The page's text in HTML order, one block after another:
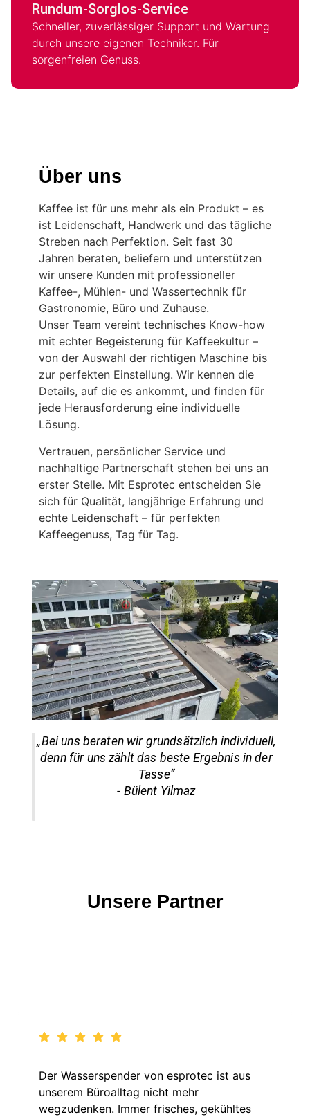
Rundum-Sorglos-Service
Schneller, zuverlässiger Support und Wartung
durch unsere eigenen Techniker. Für
sorgenfreien Genuss.
Über uns
Kaffee ist für uns mehr als ein Produkt – es
ist Leidenschaft, Handwerk und das tägliche
Streben nach Perfektion. Seit fast 30
Jahren beraten, beliefern und unterstützen
wir unsere Kunden mit professioneller
Kaffee-, Mühlen- und Wassertechnik für
Gastronomie, Büro und Zuhause.
Unser Team vereint technisches Know-how
mit echter Begeisterung für Kaffeekultur –
von der Auswahl der richtigen Maschine bis
zur perfekten Einstellung. Wir kennen die
Details, auf die es ankommt, und finden für
jede Herausforderung eine individuelle
Lösung.
Vertrauen, persönlicher Service und
nachhaltige Partnerschaft stehen bei uns an
erster Stelle. Mit Esprotec entscheiden Sie
sich für Qualität, langjährige Erfahrung und
echte Leidenschaft – für perfekten
Kaffeegenuss, Tag für Tag.
„Bei uns beraten wir grundsätzlich individuell,
denn für uns zählt das beste Ergebnis in der
Tasse“
- Bülent Yilmaz
Unsere Partner
Der Wasserspender von esprotec ist aus
unserem Büroalltag nicht mehr
wegzudenken. Immer frisches, gekühltes